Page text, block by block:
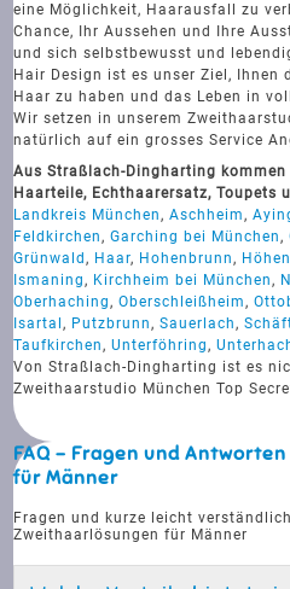
eine Möglichkeit, Haarausfall zu
Chance, Ihr Aussehen und Ihre
und sich selbstbewusst und
Hair Design ist es unser Ziel, Ihnen
Haar zu haben und das Leben in
Wir setzen in unserem
natürlich auf ein grosses Service
Aus Straßlach-Dingharting
Haarteile, Echthaarersatz, Toupets
Landkreis München,Aschheim,
Feldkirchen,Garching bei München,
Grünwald, Haar, Hohenbrunn,
Ismaning, Kirchheim bei München,
Oberhaching,Oberschleißheim,
Isartal, Putzbrunn,Sauerlach,
Taufkirchen,Unterföhring,
Von Straßlach-Dingharting ist es
Zweithaarstudio München Top
FAQ - Fragen und
für Männer
Fragen und kurze leicht
Zweithaarlösungen für Männer